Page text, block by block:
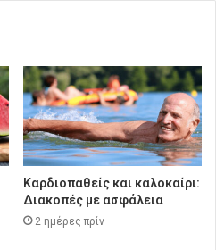
Καρδιοπαθείς και καλοκαίρι:
Διακοπές με ασφάλεια
2 ημέρες πρίν